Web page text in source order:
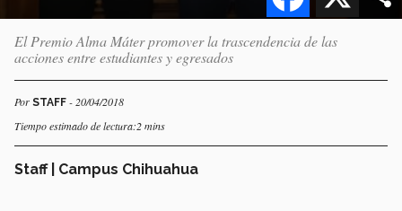
El Premio Alma Máter promover la trascendencia de las
acciones entre estudiantes y egresados
Por STAFF - 20/04/2018
Tiempo estimado de lectura:2 mins
Staff | Campus Chihuahua